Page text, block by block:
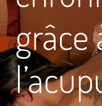
grâce